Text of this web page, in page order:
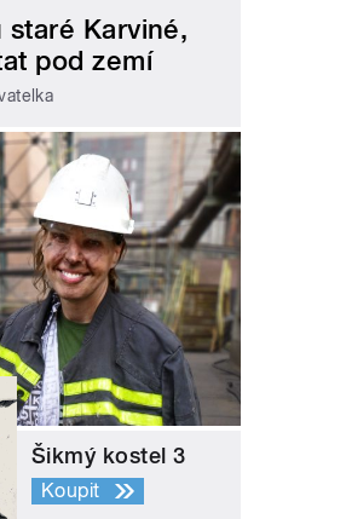
Karviné,
pod zemí
Šikmý kostel 3
Koupit